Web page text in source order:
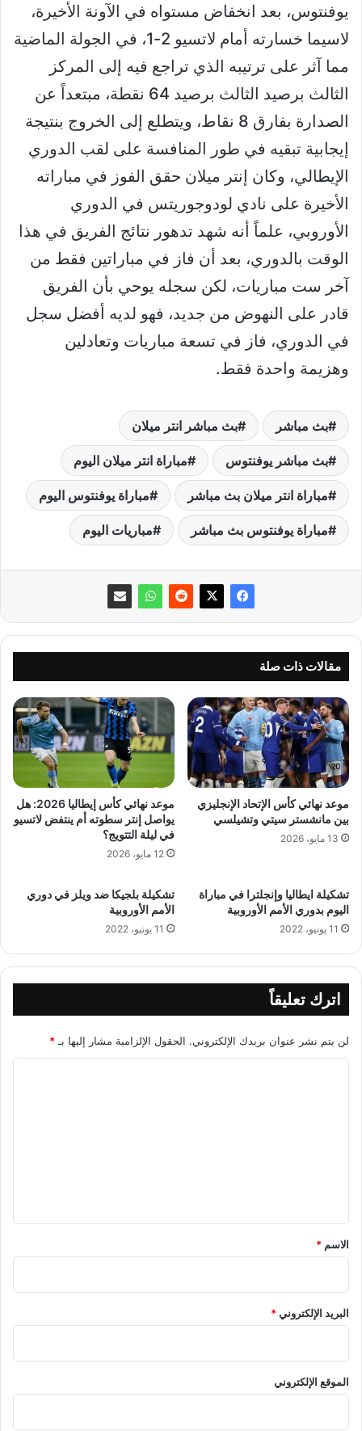
يوفنتوس، بعد انخفاض مستواه في الآونة الأخيرة،
لاسيما خسارته أمام لاتسيو 2-1، في الجولة الماضية
مما آثر على ترتيبه الذي تراجع فيه إلى المركز
الثالث برصيد الثالث برصيد 64 نقطة، مبتعداً عن
الصدارة بفارق 8 نقاط، ويتطلع إلى الخروج بنتيجة
إيجابية تبقيه في طور المنافسة على لقب الدوري
الإيطالي، وكان إنتر ميلان حقق الفوز في مباراته
الأخيرة على نادي لودوجوريتس في الدوري
الأوروبي، علماً أنه شهد تدهور نتائج الفريق في هذا
الوقت بالدوري، بعد أن فاز في مباراتين فقط من
آخر ست مباريات، لكن سجله يوحي بأن الفريق
قادر على النهوض من جديد، فهو لديه أفضل سجل
في الدوري، فاز في تسعة مباريات وتعادلين
وهزيمة واحدة فقط.
بث مباشر بث مباشر انتر ميلان
بث مباشر يوفنتوس مباراة انتر ميلان اليوم
مباراة انتر ميلان بث مباشر مباراة يوفنتوس اليوم
مباراة يوفنتوس بث مباشر مباريات اليوم
مقالات ذات صلة
موعد نهائي كأس الإتحاد الإنجليزي
بين مانشستر سيتي وتشيلسي
13 مايو، 2026
موعد نهائي كأس إيطاليا 2026: هل
يواصل إنتر سطوته أم ينتفض لاتسيو
في ليلة التتويج؟
12 مايو، 2026
تشكيلة ايطاليا وإنجلترا في مباراة
اليوم بدوري الأمم الأوروبية
11 يونيو، 2022
تشكيلة بلجيكا ضد ويلز في دوري
الأمم الأوروبية
11 يونيو، 2022
اترك تعليقاً
لن يتم نشر عنوان بريدك الإلكتروني. الحقول الإلزامية مشار إليها بـ*
*
الاسم *
البريد الإلكتروني*
الموقع الإلكتروني